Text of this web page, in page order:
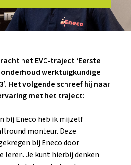
het EVC-traject ‘Eerste
werktuigkundige
Het volgende schreef hij naar
met het traject:
bij Eneco heb ik mijzelf
monteur. Deze
bij Eneco door
leren. Je kunt hierbij denken